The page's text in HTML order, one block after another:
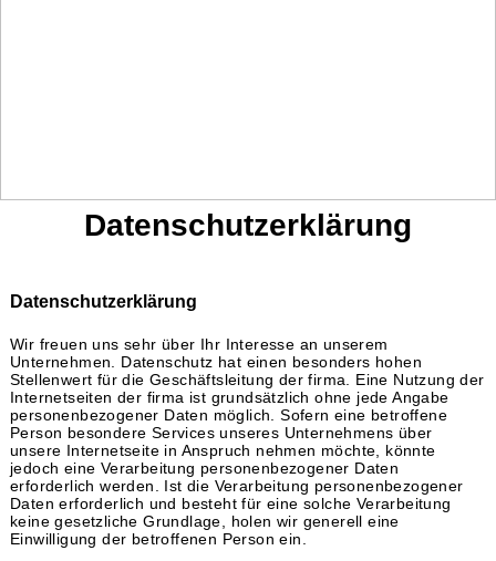
Datenschutzerklärung
Datenschutzerklärung
Wir freuen uns sehr über Ihr Interesse an unserem
Unternehmen. Datenschutz hat einen besonders hohen
Stellenwert für die Geschäftsleitung der firma. Eine Nutzung der
Internetseiten der firma ist grundsätzlich ohne jede Angabe
personenbezogener Daten möglich. Sofern eine betroffene
Person besondere Services unseres Unternehmens über
unsere Internetseite in Anspruch nehmen möchte, könnte
jedoch eine Verarbeitung personenbezogener Daten
erforderlich werden. Ist die Verarbeitung personenbezogener
Daten erforderlich und besteht für eine solche Verarbeitung
keine gesetzliche Grundlage, holen wir generell eine
Einwilligung der betroffenen Person ein.